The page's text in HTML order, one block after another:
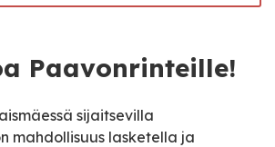
Paavonrinteille!
sijaitsevilla
mahdollisuus lasketella ja